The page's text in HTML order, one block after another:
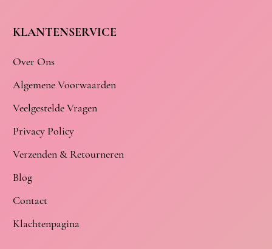
KLANTENSERVICE
Over Ons
Algemene Voorwaarden
Veelgestelde Vragen
Privacy Policy
Verzenden & Retourneren
Blog
Contact
Klachtenpagina